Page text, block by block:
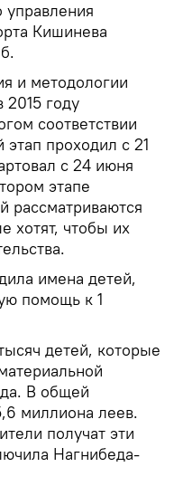
управления
Кишинева
и методологии
2015 году
соответствии
проходил с 21
с 24 июня
этапе
рассматриваются
хотят, чтобы их
имена детей,
помощь к 1
детей, которые
В общей
миллиона леев.
получат эти
Нагнибеда-